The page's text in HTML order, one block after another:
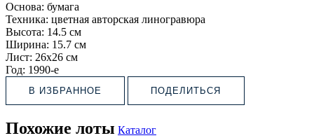
Основа: бумага
Техника: цветная авторская линогравюра
Высота: 14.5 см
Ширина: 15.7 см
Лист: 26х26 см
Год: 1990-е
В ИЗБРАННОЕ ПОДЕЛИТЬСЯ
Похожие лоты Каталог